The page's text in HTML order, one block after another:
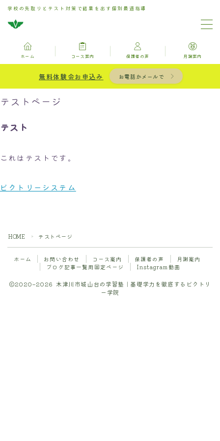
学校の先取りとテスト対策で結果を出す個別最適指導
お問い合わせ
コース案内
Instagram動画
ホーム コース案内 保護者の声 月謝案内
無料体験会お申込み お電話かメールで
テストページ
テスト
これはテストです。
ビクトリーシステム
HOME ＞ テストページ
ホーム お問い合わせ コース案内 保護者の声
月謝案内
ブログ記事一覧用固定ページ
Instagram動画
2020–2026 木津川市城山台の学習塾｜基礎学力を徹底するビクトリ
ー学院